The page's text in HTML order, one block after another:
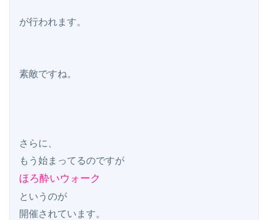
が行われます。
素敵ですね。
さらに、
ほろ酔いウォーク
というのが
開催されています。